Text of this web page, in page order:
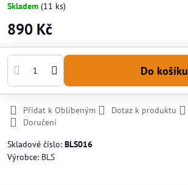
Skladem (11 ks)
890 Kč
Do košíku
Přidat k Oblíbeným Dotaz k produktu
Doručení
Skladové číslo: BLS016
Výrobce: BLS